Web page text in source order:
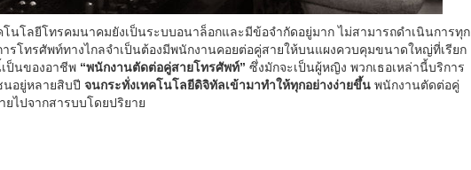
นโลยีโทรคมนาคมยังเป็นระบบอนาล็อกและมีข้อจำกัดอยู่มาก ไม่สามารถดำเนินการทุก
รโทรศัพท์ทางไกลจำเป็นต้องมีพนักงานคอยต่อคู่สายให้บนแผงควบคุมขนาดใหญ่ที่เรียก
ป็นของอาชีพ “พนักงานตัดต่อคู่สายโทรศัพท์” ซึ่งมักจะเป็นผู้หญิง พวกเธอเหล่านี้บริการ
อยู่หลายสิบปี จนกระทั่งเทคโนโลยีดิจิทัลเข้ามาทำให้ทุกอย่างง่ายขึ้น พนักงานตัดต่อคู่
ยไปจากสารบบโดยปริยาย